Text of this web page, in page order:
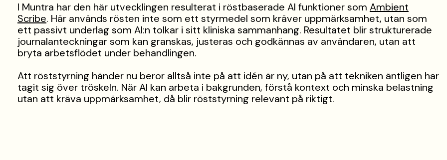
I Muntra har den här utvecklingen resulterat i röstbaserade AI funktioner som Ambient
Scribe. Här används rösten inte som ett styrmedel som kräver uppmärksamhet, utan som
ett passivt underlag som AI:n tolkar i sitt kliniska sammanhang. Resultatet blir strukturerade
journalanteckningar som kan granskas, justeras och godkännas av användaren, utan att
bryta arbetsflödet under behandlingen.
Att röststyrning händer nu beror alltså inte på att idén är ny, utan på att tekniken äntligen har
tagit sig över tröskeln. När AI kan arbeta i bakgrunden, förstå kontext och minska belastning
utan att kräva uppmärksamhet, då blir röststyrning relevant på riktigt.